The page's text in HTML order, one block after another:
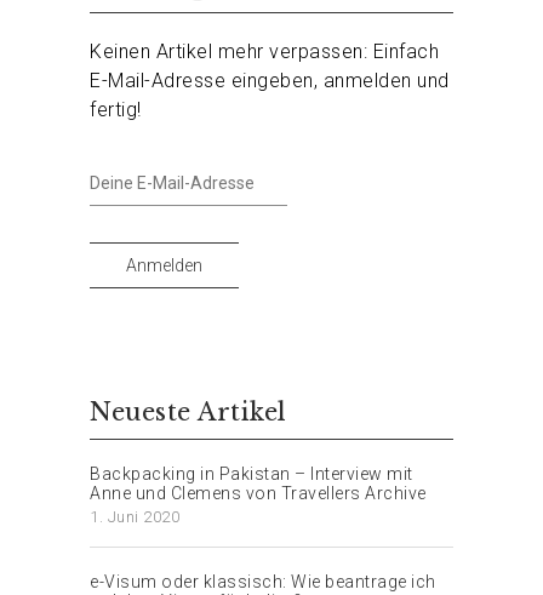
Keinen Artikel mehr verpassen: Einfach
E-Mail-Adresse eingeben, anmelden und
fertig!
Deine
E-
Adresse
Anmelden
Neueste Artikel
Backpacking in Pakistan – Interview mit
Anne und Clemens von Travellers Archive
1. Juni 2020
e-Visum oder klassisch: Wie beantrage ich